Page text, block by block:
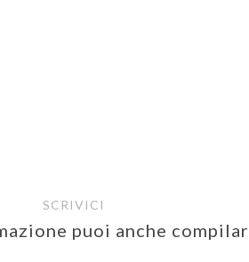
SCRIVICI
puoi anche